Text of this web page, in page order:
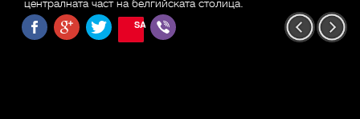
централната част на белгийската столица.
SAVE